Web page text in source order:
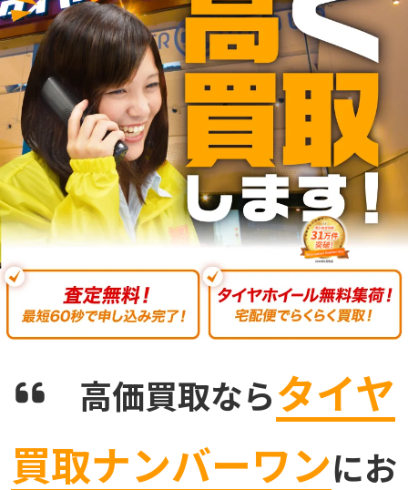
高価買取ならタイヤ
買取ナンバーワンにお